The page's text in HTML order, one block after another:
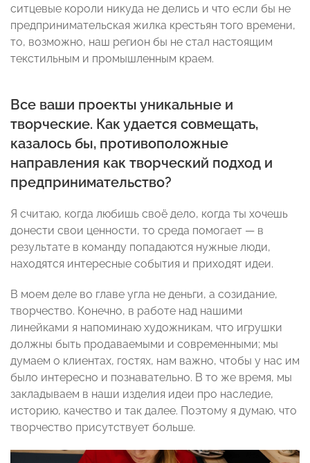
ситцевые короли никуда не делись и что если бы не
предпринимательская жилка крестьян того времени,
то, возможно, наш регион бы не стал настоящим
текстильным и промышленным краем.
Все ваши проекты уникальные и
творческие. Как удается совмещать,
казалось бы, противоположные
направления как творческий подход и
предпринимательство?
Я считаю, когда любишь своё дело, когда ты хочешь
донести свои ценности, то среда помогает — в
результате в команду попадаются нужные люди,
находятся интересные события и приходят идеи.
В моем деле во главе угла не деньги, а созидание,
творчество. Конечно, в работе над нашими
линейками я напоминаю художникам, что игрушки
должны быть продаваемыми и современными; мы
думаем о клиентах, гостях, нам важно, чтобы у нас им
было интересно и познавательно. В то же время, мы
закладываем в наши изделия идеи про наследие,
историю, качество и так далее. Поэтому я думаю, что
творчество присутствует больше.